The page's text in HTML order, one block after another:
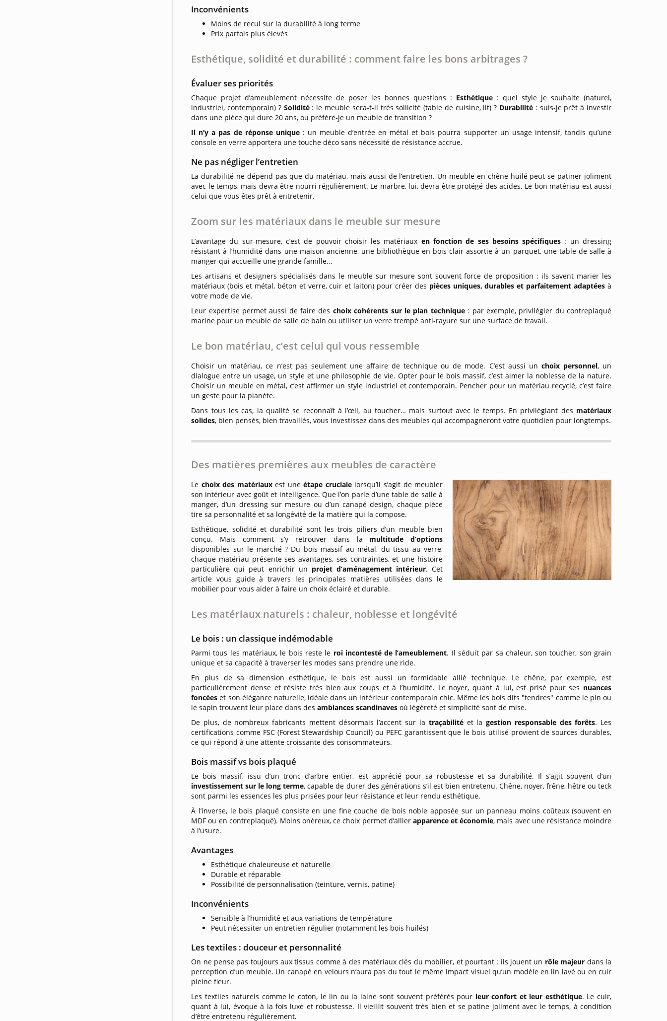
Inconvénients
Moins de recul sur la durabilité à long terme
Prix parfois plus élevés
Esthétique, solidité et durabilité : comment faire les bons arbitrages ?
Évaluer ses priorités
Chaque projet d’ameublement nécessite de poser les bonnes questions : Esthétique : quel style je souhaite (naturel,
industriel, contemporain) ? Solidité : le meuble sera-t-il très sollicité (table de cuisine, lit) ? Durabilité : suis-je prêt à investir
dans une pièce qui dure 20 ans, ou préfère-je un meuble de transition ?
Il n’y a pas de réponse unique : un meuble d’entrée en métal et bois pourra supporter un usage intensif, tandis qu’une
console en verre apportera une touche déco sans nécessité de résistance accrue.
Ne pas négliger l’entretien
La durabilité ne dépend pas que du matériau, mais aussi de l’entretien. Un meuble en chêne huilé peut se patiner joliment
avec le temps, mais devra être nourri régulièrement. Le marbre, lui, devra être protégé des acides. Le bon matériau est aussi
celui que vous êtes prêt à entretenir.
Zoom sur les matériaux dans le meuble sur mesure
L’avantage du sur-mesure, c’est de pouvoir choisir les matériaux en fonction de ses besoins spécifiques : un dressing
résistant à l’humidité dans une maison ancienne, une bibliothèque en bois clair assortie à un parquet, une table de salle à
manger qui accueille une grande famille...
Les artisans et designers spécialisés dans le meuble sur mesure sont souvent force de proposition : ils savent marier les
matériaux (bois et métal, béton et verre, cuir et laiton) pour créer des pièces uniques, durables et parfaitement adaptéesà
votre mode de vie.
Leur expertise permet aussi de faire des choix cohérents sur le plan technique : par exemple, privilégier du contreplaqué
marine pour un meuble de salle de bain ou utiliser un verre trempé anti-rayure sur une surface de travail.
Le bon matériau, c’est celui qui vous ressemble
Choisir un matériau, ce n’est pas seulement une affaire de technique ou de mode. C’est aussi un choix personnel, un
dialogue entre un usage, un style et une philosophie de vie. Opter pour le bois massif, c’est aimer la noblesse de la nature.
Choisir un meuble en métal, c’est affirmer un style industriel et contemporain. Pencher pour un matériau recyclé, c’est faire
un geste pour la planète.
Dans tous les cas, la qualité se reconnaît à l’œil, au toucher… mais surtout avec le temps. En privilégiant des matériaux
solides, bien pensés, bien travaillés, vous investissez dans des meubles qui accompagneront votre quotidien pour longtemps.
Des matières premières aux meubles de caractère
Le choix des matériauxest uneétape cruciale lorsqu’il s’agit de meubler
son intérieur avec goût et intelligence. Que l’on parle d’une table de salle à
manger, d’un dressing sur mesure ou d’un canapé design, chaque pièce
tire sa personnalité et sa longévité de la matière qui la compose.
Esthétique, solidité et durabilité sont les trois piliers d’un meuble bien
conçu. Mais comment s’y retrouver dans la multitude d’options
disponibles sur le marché ? Du bois massif au métal, du tissu au verre,
chaque matériau présente ses avantages, ses contraintes, et une histoire
particulière qui peut enrichir un projet d’aménagement intérieur. Cet
article vous guide à travers les principales matières utilisées dans le
mobilier pour vous aider à faire un choix éclairé et durable.
Les matériaux naturels : chaleur, noblesse et longévité
Le bois : un classique indémodable
Parmi tous les matériaux, le bois reste le roi incontesté de l’ameublement. Il séduit par sa chaleur, son toucher, son grain
unique et sa capacité à traverser les modes sans prendre une ride.
En plus de sa dimension esthétique, le bois est aussi un formidable allié technique. Le chêne, par exemple, est
particulièrement dense et résiste très bien aux coups et à l’humidité. Le noyer, quant à lui, est prisé pour ses nuances
foncéeset son élégance naturelle, idéale dans un intérieur contemporain chic. Même les bois dits "tendres" comme le pin ou
le sapin trouvent leur place dans desambiances scandinavesoù légèreté et simplicité sont de mise.
De plus, de nombreux fabricants mettent désormais l’accent sur la traçabilité et lagestion responsable des forêts. Les
certifications comme FSC (Forest Stewardship Council) ou PEFC garantissent que le bois utilisé provient de sources durables,
ce qui répond à une attente croissante des consommateurs.
Bois massif vs bois plaqué
Le bois massif, issu d’un tronc d’arbre entier, est apprécié pour sa robustesse et sa durabilité. Il s’agit souvent d’un
investissement sur le long terme, capable de durer des générations s’il est bien entretenu. Chêne, noyer, frêne, hêtre ou teck
sont parmi les essences les plus prisées pour leur résistance et leur rendu esthétique.
À l’inverse, le bois plaqué consiste en une fine couche de bois noble apposée sur un panneau moins coûteux (souvent en
MDF ou en contreplaqué). Moins onéreux, ce choix permet d’allier apparence et économie, mais avec une résistance moindre
à l’usure.
Avantages
Esthétique chaleureuse et naturelle
Durable et réparable
Possibilité de personnalisation (teinture, vernis, patine)
Inconvénients
Sensible à l’humidité et aux variations de température
Peut nécessiter un entretien régulier (notamment les bois huilés)
Les textiles : douceur et personnalité
On ne pense pas toujours aux tissus comme à des matériaux clés du mobilier, et pourtant : ils jouent un rôle majeur dans la
perception d’un meuble. Un canapé en velours n’aura pas du tout le même impact visuel qu’un modèle en lin lavé ou en cuir
pleine fleur.
Les textiles naturels comme le coton, le lin ou la laine sont souvent préférés pour leur confort et leur esthétique. Le cuir,
quant à lui, évoque à la fois luxe et robustesse. Il vieillit souvent très bien et se patine joliment avec le temps, à condition
d’être entretenu régulièrement.